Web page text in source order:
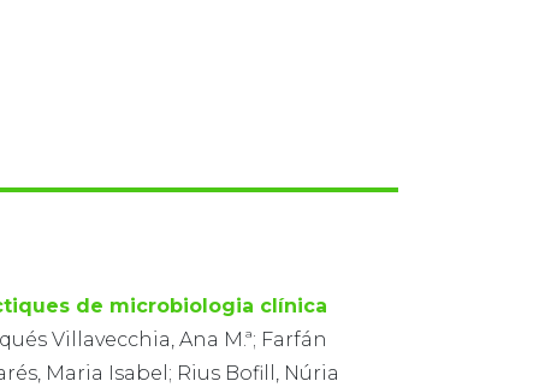
de microbiologia clínica
Villavecchia, Ana M.ª; Farfán
Maria Isabel; Rius Bofill, Núria